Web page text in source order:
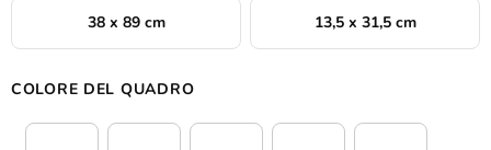
38 x 89 cm 13,5 x 31,5 cm
COLORE DEL QUADRO